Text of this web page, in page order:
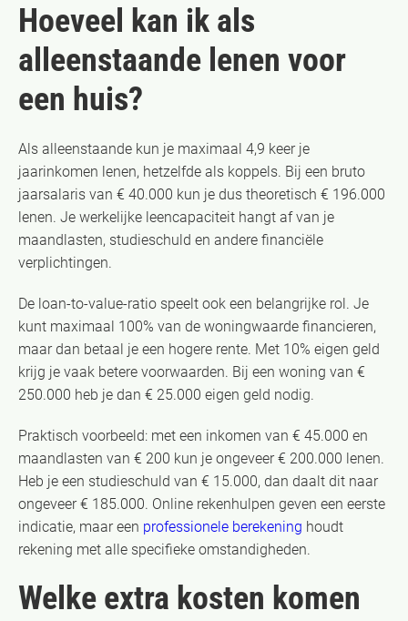
Hoeveel kan ik als
alleenstaande lenen voor
een huis?
Als alleenstaande kun je maximaal 4,9 keer je
jaarinkomen lenen, hetzelfde als koppels. Bij een bruto
jaarsalaris van € 40.000 kun je dus theoretisch € 196.000
lenen. Je werkelijke leencapaciteit hangt af van je
maandlasten, studieschuld en andere financiële
verplichtingen.
De loan-to-value-ratio speelt ook een belangrijke rol. Je
kunt maximaal 100% van de woningwaarde financieren,
maar dan betaal je een hogere rente. Met 10% eigen geld
krijg je vaak betere voorwaarden. Bij een woning van €
250.000 heb je dan € 25.000 eigen geld nodig.
Praktisch voorbeeld: met een inkomen van € 45.000 en
maandlasten van € 200 kun je ongeveer € 200.000 lenen.
Heb je een studieschuld van € 15.000, dan daalt dit naar
ongeveer € 185.000. Online rekenhulpen geven een eerste
indicatie, maar een professionele berekening houdt
rekening met alle specifieke omstandigheden.
Welke extra kosten komen